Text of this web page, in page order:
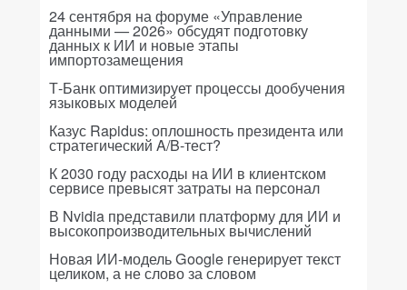
24 сентября на форуме «Управление
данными — 2026» обсудят подготовку
данных к ИИ и новые этапы
импортозамещения
Т-Банк оптимизирует процессы дообучения
языковых моделей
Казус Rapidus: оплошность президента или
стратегический A/B-тест?
К 2030 году расходы на ИИ в клиентском
сервисе превысят затраты на персонал
В Nvidia представили платформу для ИИ и
высокопроизводительных вычислений
Новая ИИ-модель Google генерирует текст
целиком, а не слово за словом